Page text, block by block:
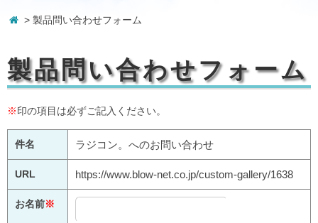
> 製品問い合わせフォーム
製品問い合わせフォーム
※印の項目は必ずご記入ください。
件名 ラジコン。へのお問い合わせ
URL https://www.blow-net.co.jp/custom-gallery/1638
お名前※